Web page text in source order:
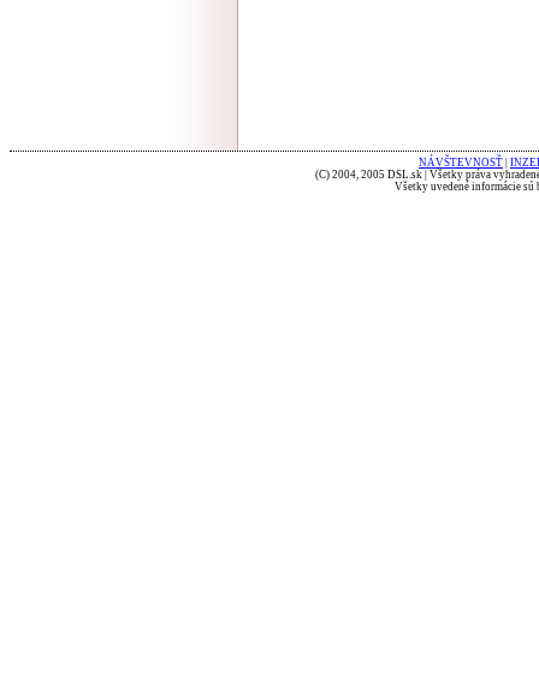
NÁVŠTEVNOSŤ
(C) 2004, 2005 DSL.sk | Všetky práva
Všetky uvedené informácie sú